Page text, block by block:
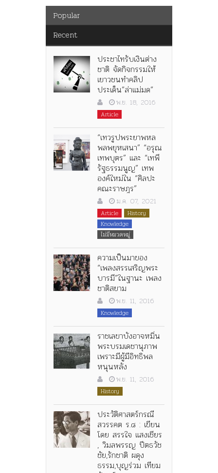
Popular
Recent
ประชาไทรับเงินต่าง
ชาติ จัดกิจกรรมให้
เยาวชนทำคลิป
ประเด็น”ล่าแม่มด”
พ.ย. 18, 2016
Article
“เทวรูปพระยาพหล
พลพยุหเสนา” “อรุณ
เทพบุตร” และ “เทพี
รัฐธรรมนูญ” เทพ
องค์ใหม่ใน “ศิลปะ
คณะราษฎร”
ม.ค. 07, 2021
Article
History
Knowledge
ไม่มีหมวดหมู่
ความเป็นมาของ
“เพลงสรรเสริญพระ
บารมี”ในฐานะ เพลง
ชาติสยาม
พ.ย. 11, 2016
Knowledge
ราชเลขาบังอาจหมิ่น
พระบรมเดชานุภาพ
เพราะมีผู้มีอิทธิพล
หนุนหลัง
พ.ย. 11, 2016
History
ประวัติศาสตร์กรณี
สวรรคต ร.๘ : เขียน
โดย สรรใจ แสงเชียร
, วิมลพรรญ ปีตธวัช
ชัย,รักชาติ ผดุง
ธรรม,บุญร่วม เทียม